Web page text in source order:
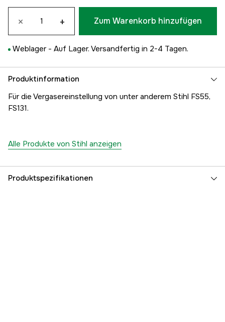
× + Zum Warenkorb hinzufügen
Weblager - Auf Lager. Versandfertig in 2-4 Tagen.
Produktinformation
Für die Vergasereinstellung von unter anderem Stihl FS55,
FS131.
Alle Produkte von Stihl anzeigen
Produktspezifikationen